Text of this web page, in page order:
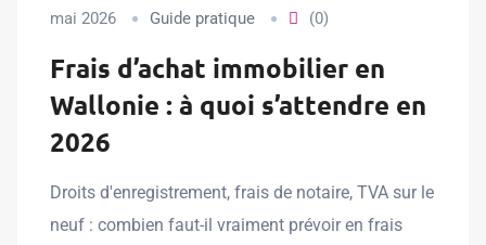
mai 2026
Guide pratique (0)
Frais d’achat immobilier en
Wallonie : à quoi s’attendre en
2026
Droits d'enregistrement, frais de notaire, TVA sur le
neuf : combien faut-il vraiment prévoir en frais